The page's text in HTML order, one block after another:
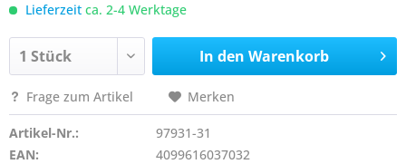
Lieferzeit ca. 2-4 Werktage
In den Warenkorb
Frage zum Artikel Merken
Artikel-Nr.:
97931-31
EAN:
4099616037032